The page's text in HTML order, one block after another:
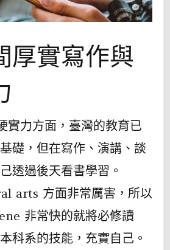
厚實寫作與
實力方面，臺灣的教育已
礎，但在寫作、演講、談
透過後天看書學習。
arts 方面非常厲害，所以
非常快的就將必修讀
科系的技能，充實自己。